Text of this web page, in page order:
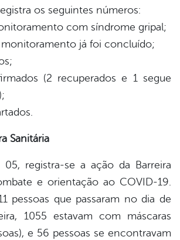
os seguintes números:
com síndrome gripal;
já foi concluído;
(2 recuperados e 1 segue
Sanitária
registra-se a ação da Barreira
e orientação ao COVID-19.
pessoas que passaram no dia de
1055 estavam com máscaras
e 56 pessoas se encontravam